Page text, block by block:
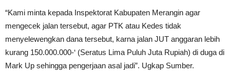
“Kami minta kepada Inspektorat Kabupaten Merangin agar
mengecek jalan tersebut, agar PTK atau Kedes tidak
menyelewengkan dana tersebut, karna jalan JUT anggaran lebih
kurang 150.000.000-‘ (Seratus Lima Puluh Juta Rupiah) di duga di
Mark Up sehingga pengerjaan asal jadi”. Ugkap Sumber.